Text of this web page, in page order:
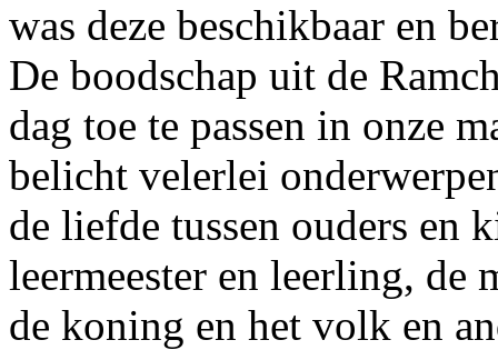
was deze beschikbaar en
De boodschap uit de
dag toe te passen in onze
belicht velerlei
de liefde tussen ouders en
leermeester en leerling, de
de koning en het volk en